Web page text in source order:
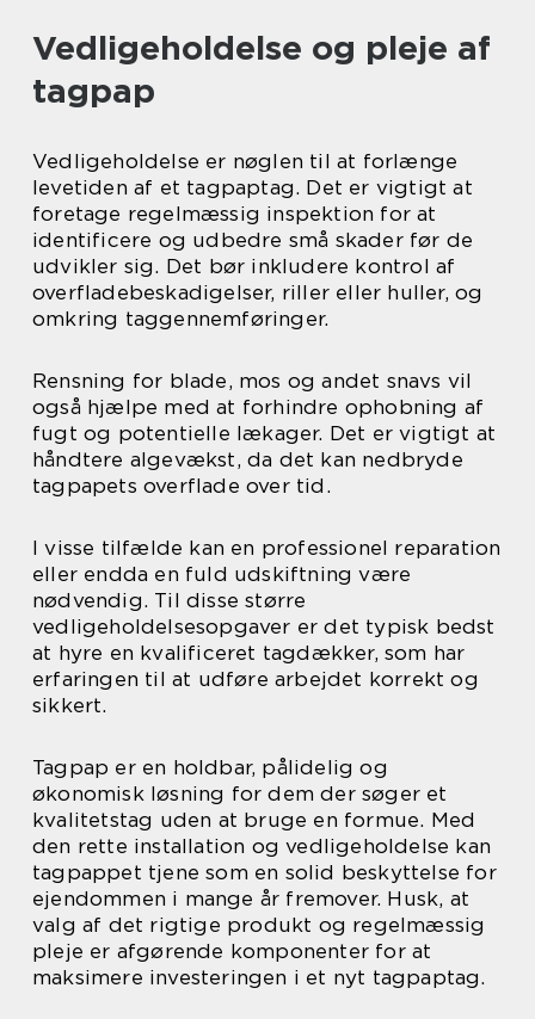
Vedligeholdelse og pleje af
tagpap
Vedligeholdelse er nøglen til at forlænge
levetiden af et tagpaptag. Det er vigtigt at
foretage regelmæssig inspektion for at
identificere og udbedre små skader før de
udvikler sig. Det bør inkludere kontrol af
overfladebeskadigelser, riller eller huller, og
omkring taggennemføringer.
Rensning for blade, mos og andet snavs vil
også hjælpe med at forhindre ophobning af
fugt og potentielle lækager. Det er vigtigt at
håndtere algevækst, da det kan nedbryde
tagpapets overflade over tid.
I visse tilfælde kan en professionel reparation
eller endda en fuld udskiftning være
nødvendig. Til disse større
vedligeholdelsesopgaver er det typisk bedst
at hyre en kvalificeret tagdækker, som har
erfaringen til at udføre arbejdet korrekt og
sikkert.
Tagpap er en holdbar, pålidelig og
økonomisk løsning for dem der søger et
kvalitetstag uden at bruge en formue. Med
den rette installation og vedligeholdelse kan
tagpappet tjene som en solid beskyttelse for
ejendommen i mange år fremover. Husk, at
valg af det rigtige produkt og regelmæssig
pleje er afgørende komponenter for at
maksimere investeringen i et nyt tagpaptag.